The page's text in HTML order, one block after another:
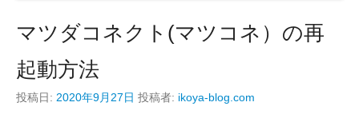
マツダコネクト(マツコネ）の再
起動方法
投稿日: 2020年9月27日 投稿者: ikoya-blog.com